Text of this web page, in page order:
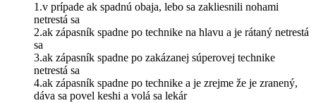
1.v prípade ak spadnú obaja, lebo sa zakliesnili nohami
netrestá sa
2.ak zápasník spadne po technike na hlavu a je rátaný netrestá
sa
3.ak zápasník spadne po zakázanej súperovej technike
netrestá sa
4.ak zápasník spadne po technike a je zrejme že je zranený,
dáva sa povel keshi a volá sa lekár